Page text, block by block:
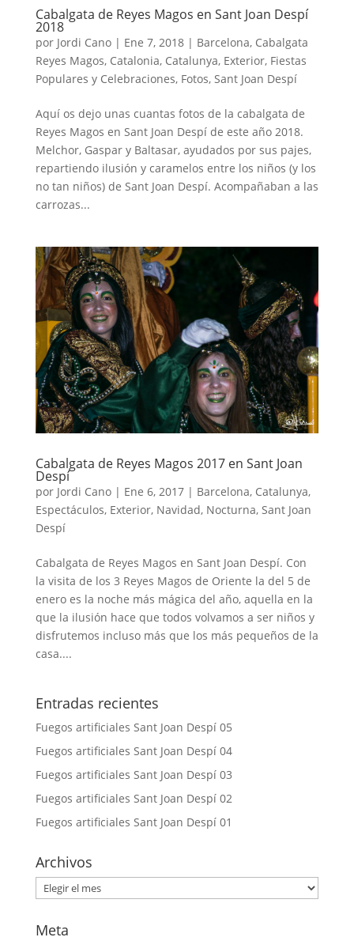
Cabalgata de Reyes Magos en Sant Joan Despí
2018
por Jordi Cano| Ene 7, 2018| Barcelona, Cabalgata
Reyes Magos, Catalonia, Catalunya, Exterior, Fiestas
Populares y Celebraciones, Fotos, Sant Joan Despí
Aquí os dejo unas cuantas fotos de la cabalgata de
Reyes Magos en Sant Joan Despí de este año 2018.
Melchor, Gaspar y Baltasar, ayudados por sus pajes,
repartiendo ilusión y caramelos entre los niños (y los
no tan niños) de Sant Joan Despí. Acompañaban a las
carrozas...
Cabalgata de Reyes Magos 2017 en Sant Joan
Despí
por Jordi Cano| Ene 6, 2017| Barcelona, Catalunya,
Espectáculos, Exterior, Navidad, Nocturna, Sant Joan
Despí
Cabalgata de Reyes Magos en Sant Joan Despí. Con
la visita de los 3 Reyes Magos de Oriente la del 5 de
enero es la noche más mágica del año, aquella en la
que la ilusión hace que todos volvamos a ser niños y
disfrutemos incluso más que los más pequeños de la
casa....
Entradas recientes
Fuegos artificiales Sant Joan Despí 05
Fuegos artificiales Sant Joan Despí 04
Fuegos artificiales Sant Joan Despí 03
Fuegos artificiales Sant Joan Despí 02
Fuegos artificiales Sant Joan Despí 01
Archivos
Archivos
Meta